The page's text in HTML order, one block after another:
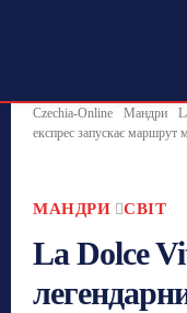
Czechia-Online Мандри
експрес запускає маршрут
МАНДРИ СВІТ
La Dolce